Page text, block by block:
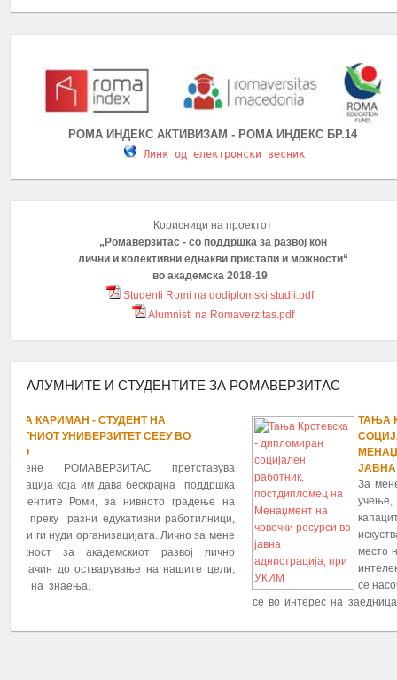
РОМА ИНДЕКС АКТИВИЗАМ - РОМА ИНДЕКС БР.14
Линк од електронски весник
Корисници на проектот
„Ромаверзитас - со поддршка за развој кон
лични и колективни еднакви пристапи и можности“
во академска 2018-19
Studenti Romi na dodiplomski studii.pdf
Alumnisti na Romaverzitas.pdf
АЛУМНИТЕ И СТУДЕНТИТЕ ЗА РОМАВЕРЗИТАС
1 2 3 4 5 6 7 8 15161718 1920212223 242526
поддршка
на
за мене
лично
цели,
ТАЊА КРСТЕВСКА - ДИПЛОМИРАН
СОЦИЈАЛЕН РАБОТНИК,
МЕНАЏМЕНТ НА ЧОВЕЧКИ РЕСУРСИ
ЈАВНА АДНИСТРАЦИЈА, ПРИ УКИМ
За мене Ромаверзитас претставува
учење,
капацитетите,соработка и размена на
искуства меѓу студентите и
место на кое што се собира и спојува
интелектуална маса која во иднинина
се насочи кон превземање на важни
се во интерес на заедницата а го засегаат и